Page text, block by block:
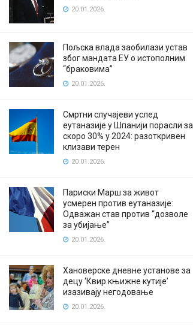
20.01.2026.
Пољска влада заобилази устав
због мандата ЕУ о истополним
“браковима”
20.01.2026.
Смртни случајеви услед
еутаназије у Шпанији порасли за
скоро 30% у 2024: разоткривен
клизави терен
20.01.2026.
Париски Марш за живот
усмерен против еутаназије:
Одважан став против “дозволе
за убијање”
20.01.2026.
Хановерске дневне установе за
децу ‘Квир књижне кутије’
изазивају негодовање
20.01.2026.